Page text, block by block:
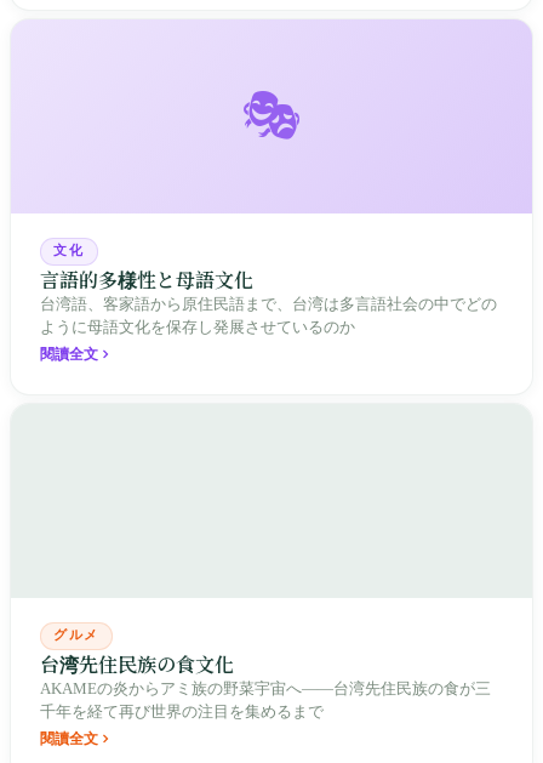
🎭
文化
言語的多様性と母語文化
台湾語、客家語から原住民語まで、台湾は多言語社会の中でどの
ように母語文化を保存し発展させているのか
閱讀全文
グルメ
台湾先住民族の食文化
AKAMEの炎からアミ族の野菜宇宙へ——台湾先住民族の食が三
千年を経て再び世界の注目を集めるまで
閱讀全文